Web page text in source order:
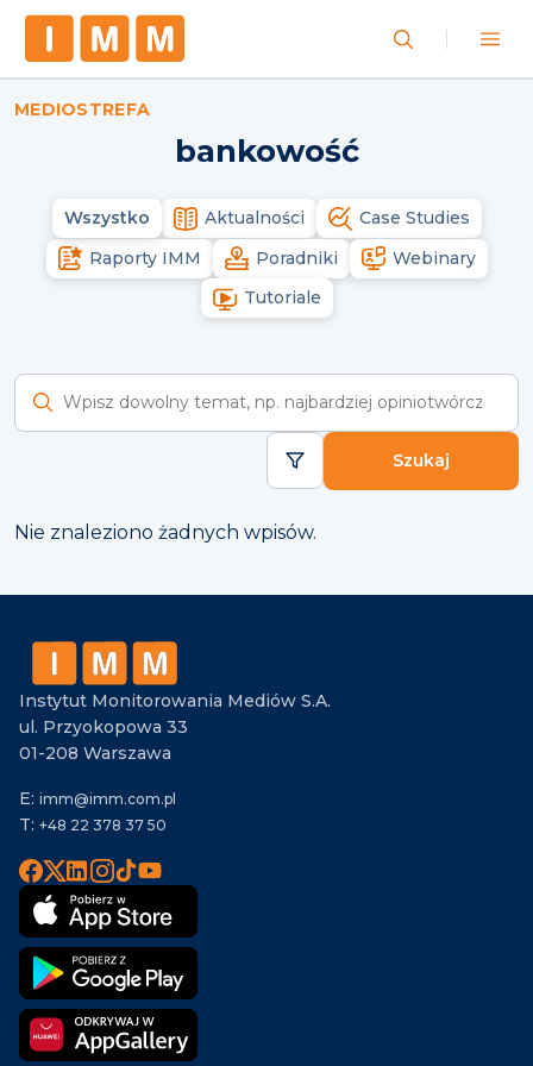
MEDIOSTREFA
bankowość
Wszystko Aktualności
Case Studies
Raporty IMM
Poradniki
Webinary
Tutoriale
Szukaj
Nie znaleziono żadnych wpisów.
Instytut Monitorowania Mediów S.A.
ul. Przyokopowa 33
01-208 Warszawa
E: imm@imm.com.pl
T: +48 22 378 37 50